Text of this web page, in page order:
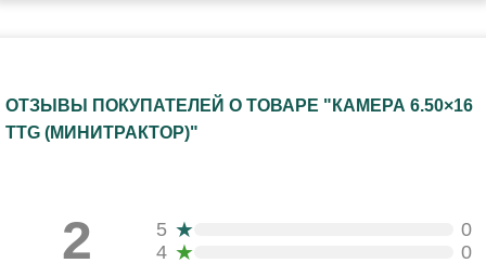
ОТЗЫВЫ ПОКУПАТЕЛЕЙ О ТОВАРЕ "КАМЕРА 6.50×16
TTG (МИНИТРАКТОР)"
2 5 ★
0
4 ★
0